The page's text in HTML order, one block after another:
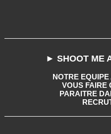
► SHOOT ME
NOTRE
VOUS FAIRE
PARAITRE